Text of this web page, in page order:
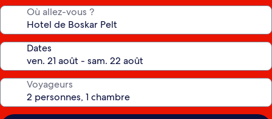
Où allez-vous ?
Dates
Voyageurs